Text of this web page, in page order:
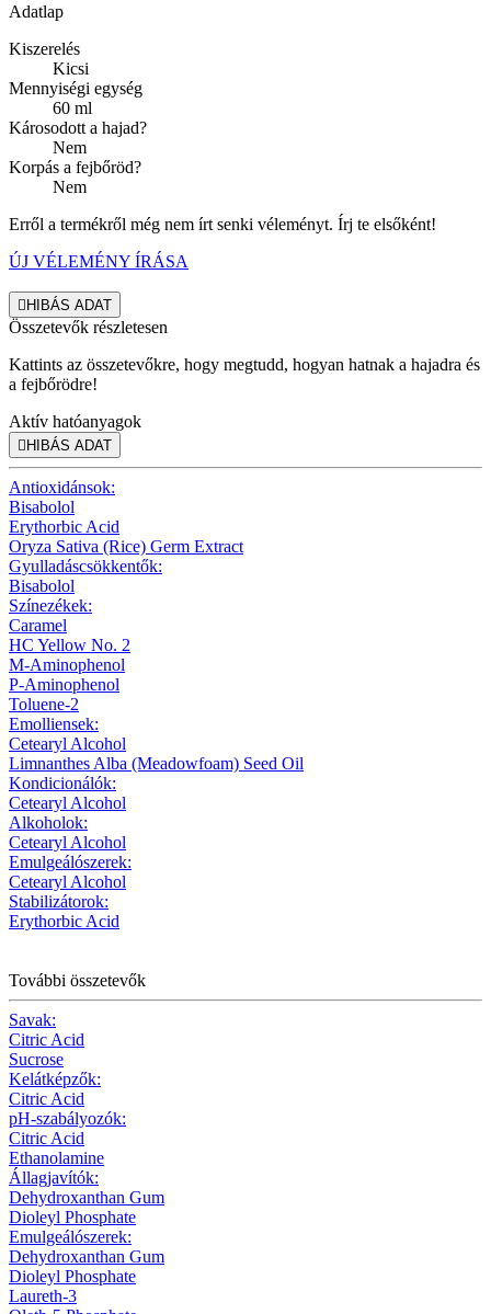
Adatlap
Kiszerelés
Kicsi
Mennyiségi egység
60 ml
Károsodott a hajad?
Nem
Korpás a fejbőröd?
Nem
Erről a termékről még nem írt senki véleményt. Írj te elsőként!
ÚJ VÉLEMÉNY ÍRÁSA
HIBÁS ADAT
Összetevők részletesen
Kattints az összetevőkre, hogy megtudd, hogyan hatnak a hajadra és
a fejbőrödre!
Aktív hatóanyagok
HIBÁS ADAT
Antioxidánsok:
Bisabolol
Erythorbic Acid
Oryza Sativa (Rice) Germ Extract
Gyulladáscsökkentők:
Bisabolol
Színezékek:
Caramel
HC Yellow No. 2
M-Aminophenol
P-Aminophenol
Toluene-2
Emolliensek:
Cetearyl Alcohol
Limnanthes Alba (Meadowfoam) Seed Oil
Kondicionálók:
Cetearyl Alcohol
Alkoholok:
Cetearyl Alcohol
Emulgeálószerek:
Cetearyl Alcohol
Stabilizátorok:
Erythorbic Acid
További összetevők
Savak:
Citric Acid
Sucrose
Kelátképzők:
Citric Acid
pH-szabályozók:
Citric Acid
Ethanolamine
Állagjavítók:
Dehydroxanthan Gum
Dioleyl Phosphate
Emulgeálószerek:
Dehydroxanthan Gum
Dioleyl Phosphate
Laureth-3